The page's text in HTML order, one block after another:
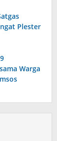
Plester
Warga